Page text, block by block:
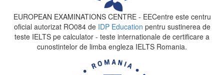
EUROPEAN EXAMINATIONS CENTRE - EECentre este centru
oficial autorizat RO084 de IDP Education pentru sustinerea de
teste IELTS pe calculator - teste internationale de certificare a
cunostintelor de limba engleza IELTS Romania.